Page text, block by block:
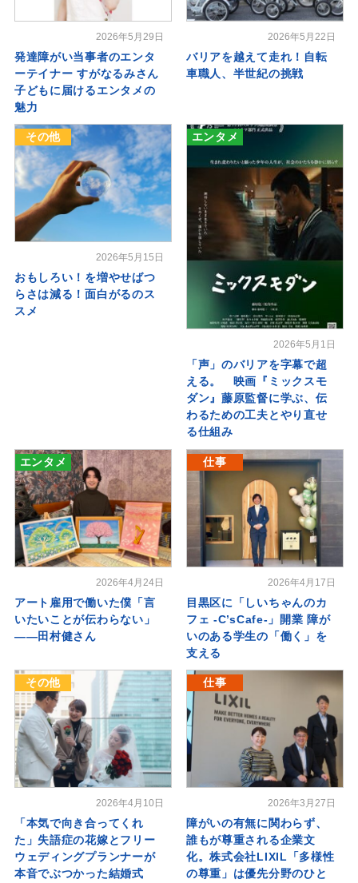
2026年5月29日
発達障がい当事者のエンタ
ーテイナー すがなるみさん
子どもに届けるエンタメの
魅力
2026年5月22日
バリアを越えて走れ！自転
車職人、半世紀の挑戦
その他
2026年5月15日
おもしろい！を増やせばつ
らさは減る！面白がるのス
スメ
エンタメ
2026年5月1日
「声」のバリアを字幕で超
える。 映画『ミックスモ
ダン』藤原監督に学ぶ、伝
わるための工夫とやり直せ
る仕組み
エンタメ
2026年4月24日
アート雇用で働いた僕「言
いたいことが伝わらない」
――田村健さん
仕事
2026年4月17日
目黒区に「しいちゃんのカ
フェ -C’sCafe-」開業 障が
いのある学生の「働く」を
支える
その他
2026年4月10日
「本気で向き合ってくれ
た」失語症の花嫁とフリー
ウェディングプランナーが
本音でぶつかった結婚式
仕事
2026年3月27日
障がいの有無に関わらず、
誰もが尊重される企業文
化。株式会社LIXIL「多様性
の尊重」は優先分野のひと